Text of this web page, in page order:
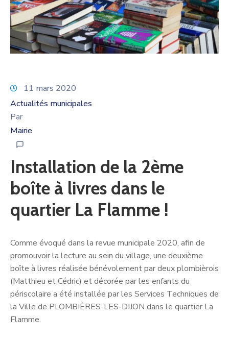
11 mars 2020
Actualités municipales
Par
Mairie
Installation de la 2ème
boîte à livres dans le
quartier La Flamme !
Comme évoqué dans la revue municipale 2020, afin de
promouvoir la lecture au sein du village, une deuxième
boîte à livres réalisée bénévolement par deux plombièrois
(Matthieu et Cédric) et décorée par les enfants du
périscolaire a été installée par les Services Techniques de
la Ville de PLOMBIÈRES-LES-DIJON dans le quartier La
Flamme.